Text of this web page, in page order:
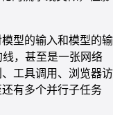
型的输入和模型的输
，甚至是一张网络
工具调用、浏览器访
有多个并行子任务